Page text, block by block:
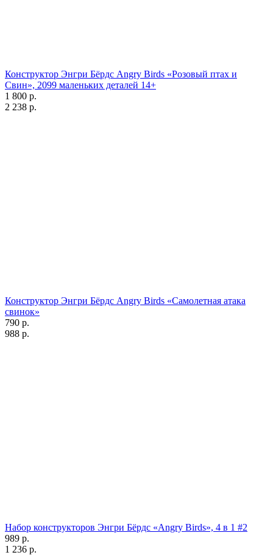
Конструктор Энгри Бёрдс Angry Birds «Розовый птах и
Свин», 2099 маленьких деталей 14+
1 800 р.
2 238 р.
Конструктор Энгри Бёрдс Angry Birds «Самолетная атака
свинок»
790 р.
988 р.
Набор конструкторов Энгри Бёрдс «Angry Birds», 4 в 1 #2
989 р.
1 236 р.